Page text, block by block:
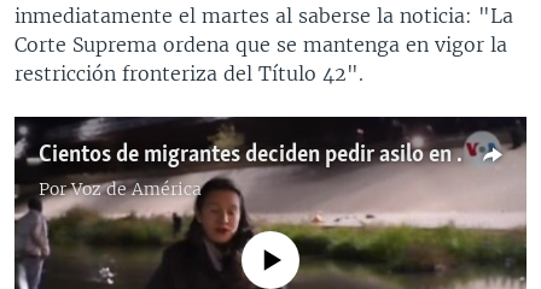
inmediatamente el martes al saberse la noticia: "La
Corte Suprema ordena que se mantenga en vigor la
restricción fronteriza del Título 42".
Cientos de migrantes deciden pedir asilo en frontera de EEUU a pesar de la vigencia del Título 42
PorVoz de América
No media source currently available